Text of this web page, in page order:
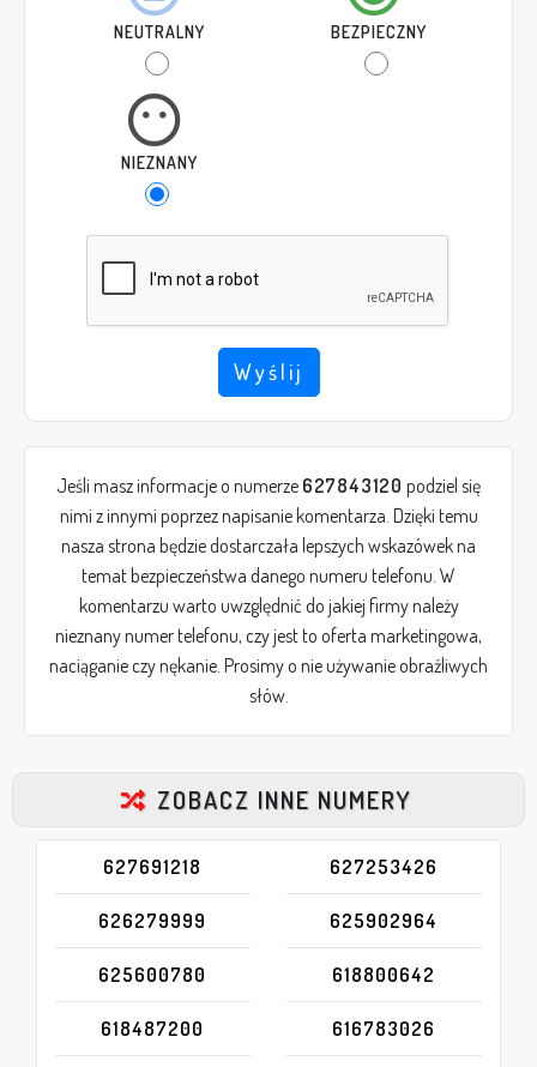
NEUTRALNY BEZPIECZNY
NIEZNANY
Wyślij
Jeśli masz informacje o numerze 627843120 podziel się
nimi z innymi poprzez napisanie komentarza. Dzięki temu
nasza strona będzie dostarczała lepszych wskazówek na
temat bezpieczeństwa danego numeru telefonu. W
komentarzu warto uwzględnić do jakiej firmy należy
nieznany numer telefonu, czy jest to oferta marketingowa,
naciąganie czy nękanie. Prosimy o nie używanie obraźliwych
słów.
ZOBACZ INNE NUMERY
627691218 627253426
626279999 625902964
625600780 618800642
618487200 616783026